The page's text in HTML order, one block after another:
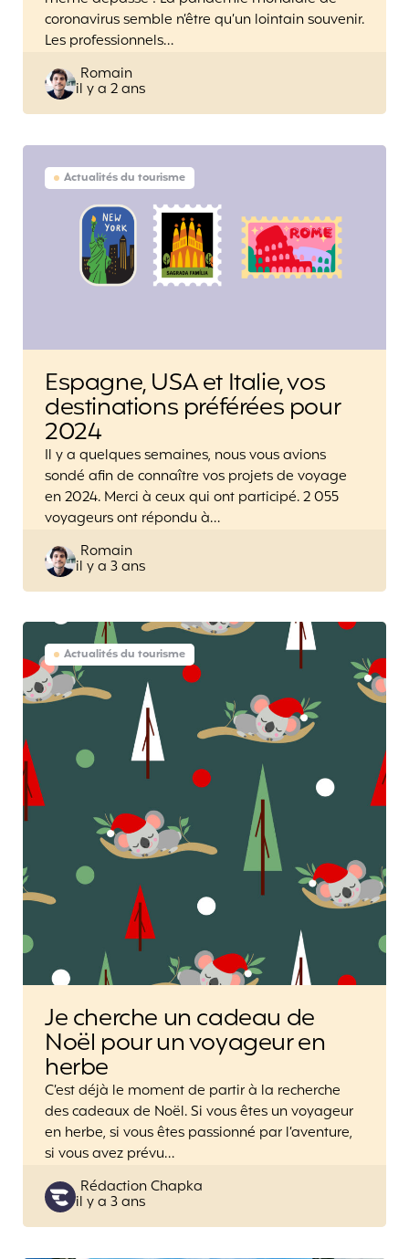
coronavirus semble n’être qu’un lointain souvenir.
Les professionnels…
Posted
by
Romain
il y a 2 ans
Actualités du tourisme
Espagne, USA et Italie, vos
destinations préférées pour
2024
Il y a quelques semaines, nous vous avions
sondé afin de connaître vos projets de voyage
en 2024. Merci à ceux qui ont participé. 2 055
voyageurs ont répondu à…
Posted
by
Romain
il y a 3 ans
Actualités du tourisme
Je cherche un cadeau de
Noël pour un voyageur en
herbe
C’est déjà le moment de partir à la recherche
des cadeaux de Noël. Si vous êtes un voyageur
en herbe, si vous êtes passionné par l’aventure,
si vous avez prévu…
Posted
by
Rédaction Chapka
il y a 3 ans